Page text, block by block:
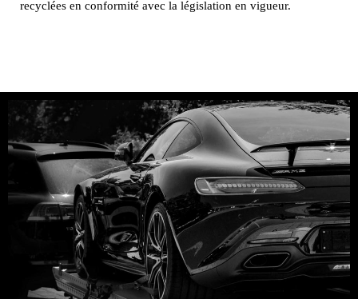
recyclées en conformité avec la législation en vigueur.